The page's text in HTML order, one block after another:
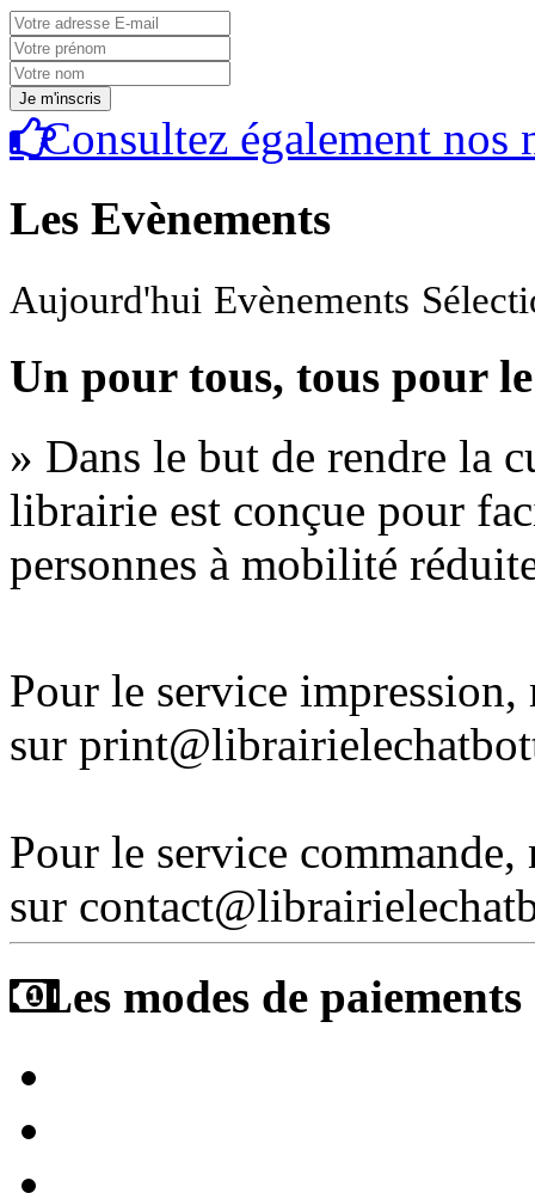
Consultez également nos
Les Evènements
Aujourd'hui Evènements
Un pour tous, tous pour
» Dans le but de rendre la
librairie est conçue pour
personnes à mobilité
Pour le service
sur
Pour le service
sur
Les modes de